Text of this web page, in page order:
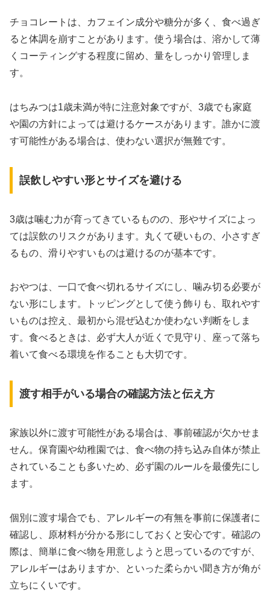
チョコレートは、カフェイン成分や糖分が多く、食べ過ぎ
ると体調を崩すことがあります。使う場合は、溶かして薄
くコーティングする程度に留め、量をしっかり管理しま
す。
はちみつは1歳未満が特に注意対象ですが、3歳でも家庭
や園の方針によっては避けるケースがあります。誰かに渡
す可能性がある場合は、使わない選択が無難です。
誤飲しやすい形とサイズを避ける
3歳は噛む力が育ってきているものの、形やサイズによっ
ては誤飲のリスクがあります。丸くて硬いもの、小さすぎ
るもの、滑りやすいものは避けるのが基本です。
おやつは、一口で食べ切れるサイズにし、噛み切る必要が
ない形にします。トッピングとして使う飾りも、取れやす
いものは控え、最初から混ぜ込むか使わない判断をしま
す。食べるときは、必ず大人が近くで見守り、座って落ち
着いて食べる環境を作ることも大切です。
渡す相手がいる場合の確認方法と伝え方
家族以外に渡す可能性がある場合は、事前確認が欠かせま
せん。保育園や幼稚園では、食べ物の持ち込み自体が禁止
されていることも多いため、必ず園のルールを最優先にし
ます。
個別に渡す場合でも、アレルギーの有無を事前に保護者に
確認し、原材料が分かる形にしておくと安心です。確認の
際は、簡単に食べ物を用意しようと思っているのですが、
アレルギーはありますか、といった柔らかい聞き方が角が
立ちにくいです。